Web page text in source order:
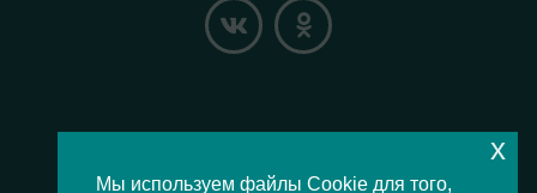
Мы используем файлы Cookie для того,
x